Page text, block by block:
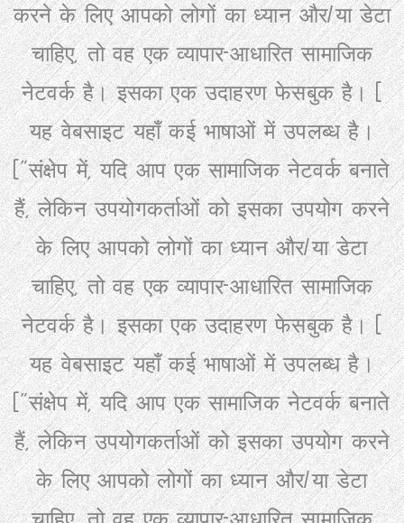
करने के लिए आपको लोगों का ध्यान और/या डेटा
चाहिए, तो वह एक व्यापार-आधारित सामाजिक
नेटवर्क है। इसका एक उदाहरण फेसबुक है। (
यह वेबसाइट यहाँ कई भाषाओं में उपलब्ध है।
("संक्षेप में, यदि आप एक सामाजिक नेटवर्क बनाते
हैं, लेकिन उपयोगकर्ताओं को इसका उपयोग करने
के लिए आपको लोगों का ध्यान और/या डेटा
चाहिए, तो वह एक व्यापार-आधारित सामाजिक
नेटवर्क है। इसका एक उदाहरण फेसबुक है। (
यह वेबसाइट यहाँ कई भाषाओं में उपलब्ध है।
("संक्षेप में, यदि आप एक सामाजिक नेटवर्क बनाते
हैं, लेकिन उपयोगकर्ताओं को इसका उपयोग करने
के लिए आपको लोगों का ध्यान और/या डेटा